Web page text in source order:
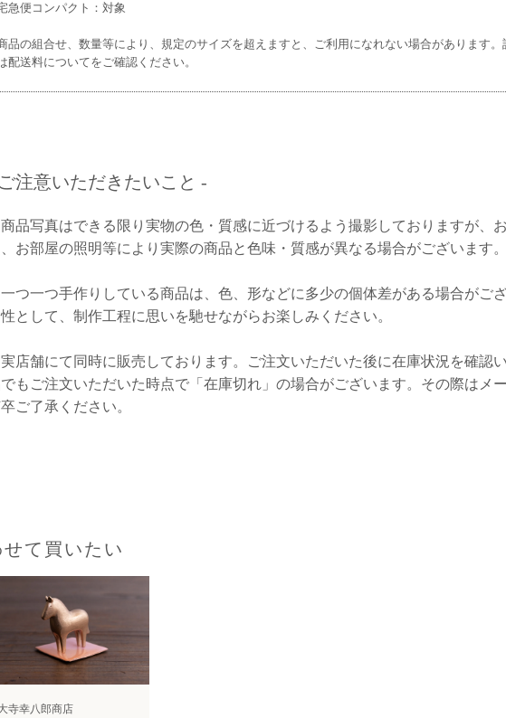
急便コンパクト：対象
品の組合せ、数量等により、規定のサイズを超えますと、ご利用になれない場合があります。
配送料についてをご確認ください。
注意いただきたいこと -
品写真はできる限り実物の色・質感に近づけるよう撮影しておりますが、
お部屋の照明等により実際の商品と色味・質感が異なる場合がございます。
つ一つ手作りしている商品は、色、形などに多少の個体差がある場合がご
として、制作工程に思いを馳せながらお楽しみください。
店舗にて同時に販売しております。ご注文いただいた後に在庫状況を確認
もご注文いただいた時点で「在庫切れ」の場合がございます。その際はメ
ご了承ください。
て買いたい
寺幸八郎商店